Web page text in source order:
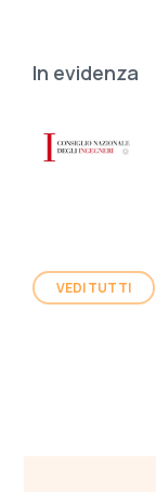
In evidenza
VEDI TUTTI